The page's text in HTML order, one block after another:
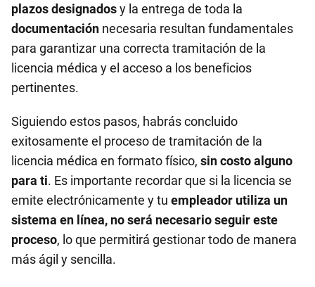
plazos designadosy la entrega de toda la
documentación necesaria resultan fundamentales
para garantizar una correcta tramitación de la
licencia médica y el acceso a los beneficios
pertinentes.
Siguiendo estos pasos, habrás concluido
exitosamente el proceso de tramitación de la
licencia médica en formato físico, sin costo alguno
para ti. Es importante recordar que si la licencia se
emite electrónicamente y tu empleador utiliza un
sistema en línea, no será necesario seguir este
proceso, lo que permitirá gestionar todo de manera
más ágil y sencilla.